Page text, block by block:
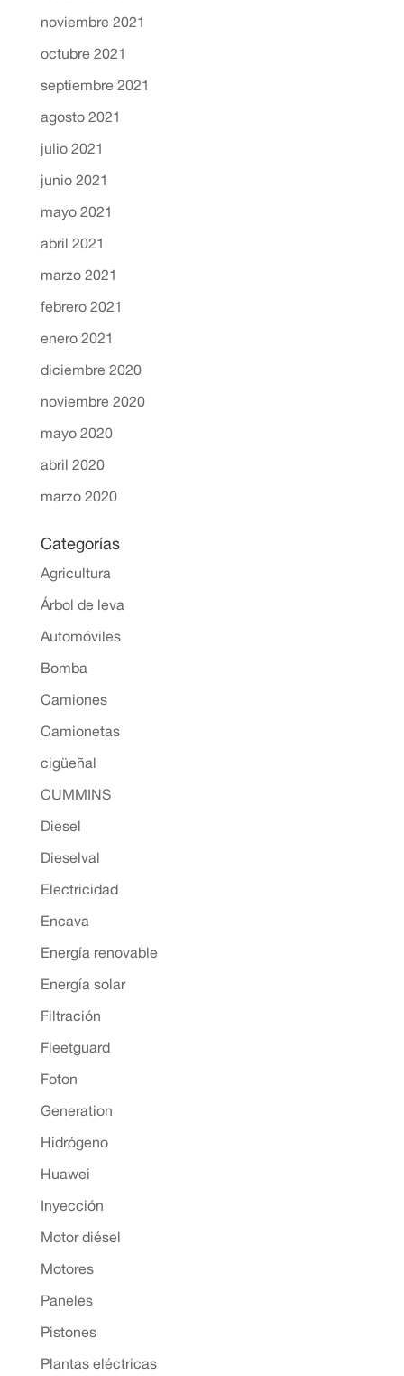
noviembre 2021
octubre 2021
septiembre 2021
agosto 2021
julio 2021
junio 2021
mayo 2021
abril 2021
marzo 2021
febrero 2021
enero 2021
diciembre 2020
noviembre 2020
mayo 2020
abril 2020
marzo 2020
Categorías
Agricultura
Árbol de leva
Automóviles
Bomba
Camiones
Camionetas
cigüeñal
CUMMINS
Diesel
Dieselval
Electricidad
Encava
Energía renovable
Energía solar
Filtración
Fleetguard
Foton
Generation
Hidrógeno
Huawei
Inyección
Motor diésel
Motores
Paneles
Pistones
Plantas eléctricas